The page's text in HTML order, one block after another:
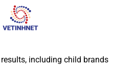
including child brands